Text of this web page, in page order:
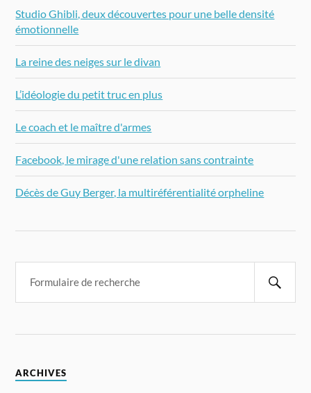
Studio Ghibli, deux découvertes pour une belle densité
émotionnelle
La reine des neiges sur le divan
L’idéologie du petit truc en plus
Le coach et le maître d'armes
Facebook, le mirage d'une relation sans contrainte
Décès de Guy Berger, la multiréférentialité orpheline
ARCHIVES